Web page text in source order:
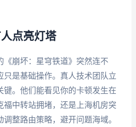
点亮灯塔
《崩坏：星穹铁道》突然连不
只是基础操作。真人技术团队立
键。他们能看见你的卡顿发生在
福中转站拥堵，还是上海机房突
整路由策略，避开问题海域。